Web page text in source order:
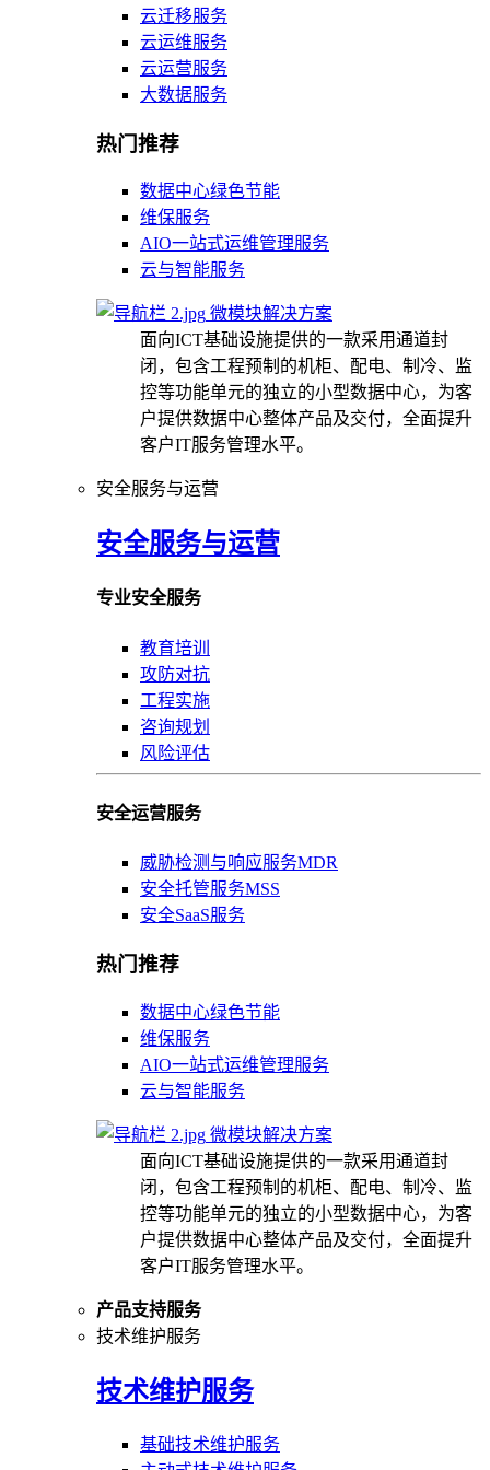
云迁移服务
云运维服务
云运营服务
大数据服务
热门推荐
数据中心绿色节能
维保服务
AIO一站式运维管理服务
云与智能服务
微模块解决方案
面向ICT基础设施提供的一款采用通道封
闭，包含工程预制的机柜、配电、制冷、监
控等功能单元的独立的小型数据中心，为客
户提供数据中心整体产品及交付，全面提升
客户IT服务管理水平。
安全服务与运营
安全服务与运营
专业安全服务
教育培训
攻防对抗
工程实施
咨询规划
风险评估
安全运营服务
威胁检测与响应服务MDR
安全托管服务MSS
安全SaaS服务
热门推荐
数据中心绿色节能
维保服务
AIO一站式运维管理服务
云与智能服务
微模块解决方案
面向ICT基础设施提供的一款采用通道封
闭，包含工程预制的机柜、配电、制冷、监
控等功能单元的独立的小型数据中心，为客
户提供数据中心整体产品及交付，全面提升
客户IT服务管理水平。
产品支持服务
技术维护服务
技术维护服务
基础技术维护服务